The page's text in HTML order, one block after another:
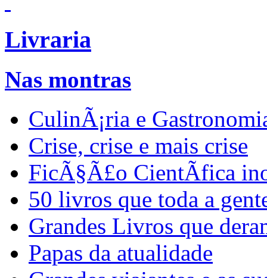
Livraria
Nas montras
CulinÃ¡ria e
Crise, crise e mais crise
FicÃ§Ã£o CientÃ­fica
50 livros que toda a
Grandes Livros que
Papas da atualidade